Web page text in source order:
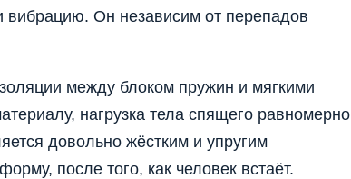
вибрацию. Он независим от перепадов
между блоком пружин и мягкими
нагрузка тела спящего равномерно
довольно жёстким и упругим
после того, как человек встаёт.